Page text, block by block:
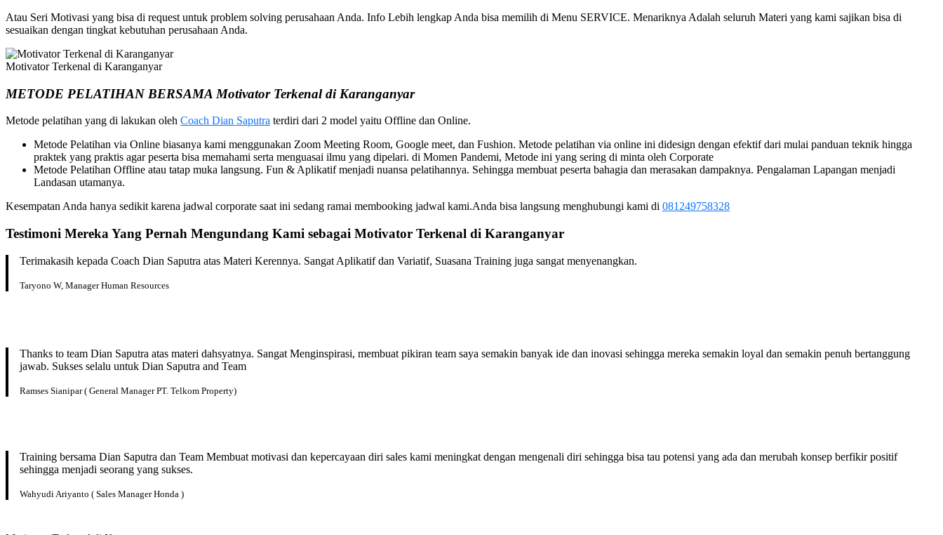
Atau Seri Motivasi yang bisa di request untuk problem solving perusahaan Anda. Info Lebih lengkap Anda bisa memilih di Menu SERVICE. Menariknya Adalah seluruh Materi yang kami sajikan bisa di
sesuaikan dengan tingkat kebutuhan perusahaan Anda.
Motivator Terkenal di Karanganyar
METODE PELATIHAN BERSAMA Motivator Terkenal di Karanganyar
Metode pelatihan yang di lakukan oleh Coach Dian Saputra terdiri dari 2 model yaitu Offline dan Online.
Metode Pelatihan via Online biasanya kami menggunakan Zoom Meeting Room, Google meet, dan Fushion. Metode pelatihan via online ini didesign dengan efektif dari mulai panduan teknik hingga
praktek yang praktis agar peserta bisa memahami serta menguasai ilmu yang dipelari. di Momen Pandemi, Metode ini yang sering di minta oleh Corporate
Metode Pelatihan Offline atau tatap muka langsung. Fun & Aplikatif menjadi nuansa pelatihannya. Sehingga membuat peserta bahagia dan merasakan dampaknya. Pengalaman Lapangan menjadi
Landasan utamanya.
Kesempatan Anda hanya sedikit karena jadwal corporate saat ini sedang ramai membooking jadwal kami.Anda bisa langsung menghubungi kami di 081249758328
Testimoni Mereka Yang Pernah Mengundang Kami sebagai Motivator Terkenal di Karanganyar
Terimakasih kepada Coach Dian Saputra atas Materi Kerennya. Sangat Aplikatif dan Variatif, Suasana Training juga sangat menyenangkan.
Taryono W, Manager Human Resources
Thanks to team Dian Saputra atas materi dahsyatnya. Sangat Menginspirasi, membuat pikiran team saya semakin banyak ide dan inovasi sehingga mereka semakin loyal dan semakin penuh bertanggung
jawab. Sukses selalu untuk Dian Saputra and Team
Ramses Sianipar ( General Manager PT. Telkom Property)
Training bersama Dian Saputra dan Team Membuat motivasi dan kepercayaan diri sales kami meningkat dengan mengenali diri sehingga bisa tau potensi yang ada dan merubah konsep berfikir positif
sehingga menjadi seorang yang sukses.
Wahyudi Ariyanto ( Sales Manager Honda )